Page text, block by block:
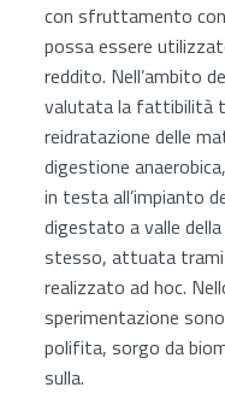
con sfruttamento
possa essere
reddito. Nell’ambito
valutata la fattibilità
reidratazione delle
digestione
in testa all’impianto
digestato a valle
stesso, attuata
realizzato ad hoc.
sperimentazione
polifita, sorgo da
sulla.